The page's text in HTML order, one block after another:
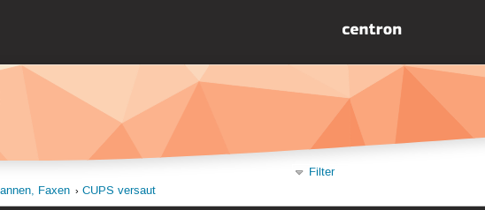
Filter
Faxen CUPS versaut